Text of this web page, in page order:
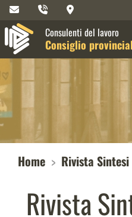
Consulenti del lavoro
Consiglio
Home Rivista Sintesi
Rivista